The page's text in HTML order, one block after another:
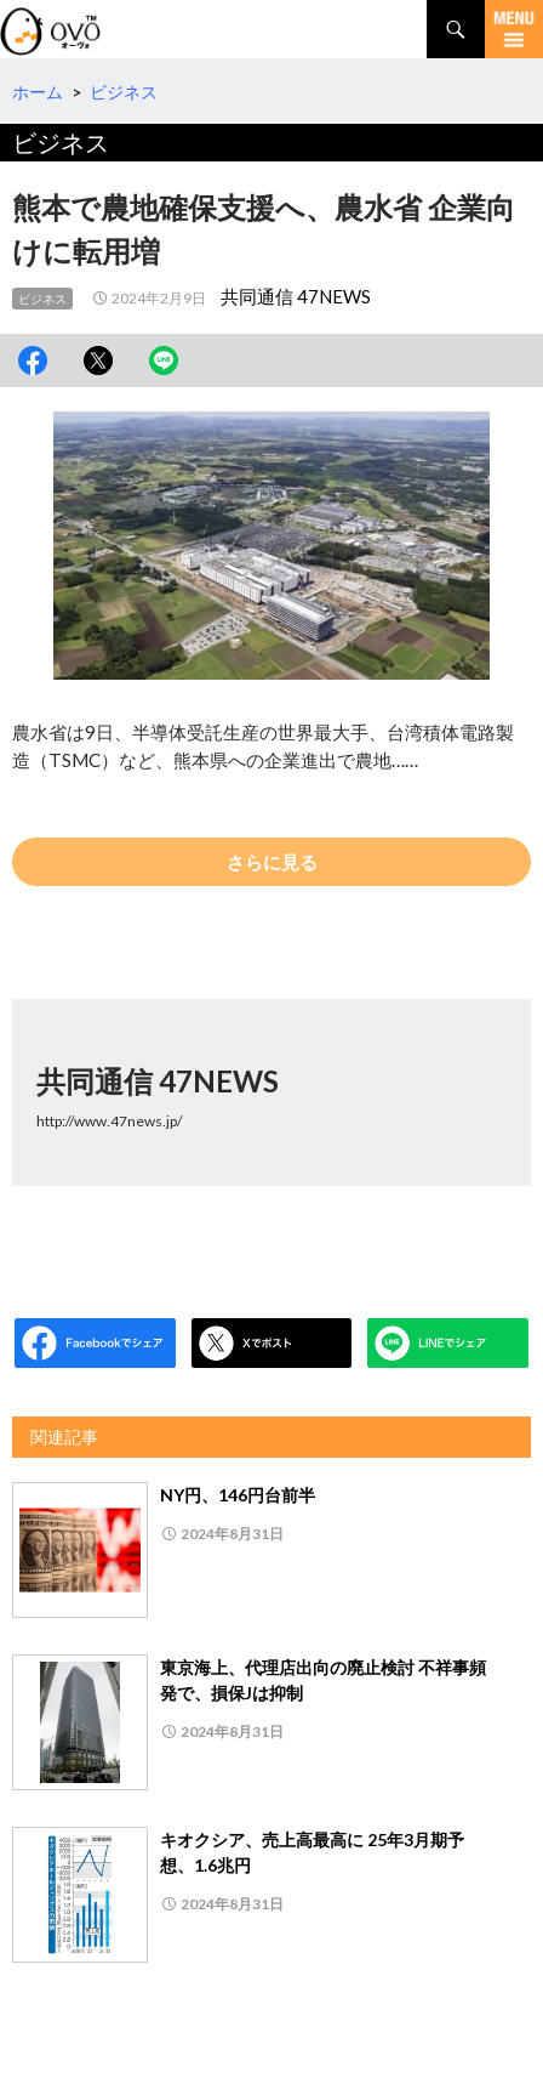
検
索
コ
テ
へ
移
動
ホーム > ビジネス
ビジネス
熊本で農地確保支援へ、農水省 企業向
けに転用増
ビジネス 2024年2月9日 共同通信 47NEWS
農水省は9日、半導体受託生産の世界最大手、台湾積体電路製
造（TSMC）など、熊本県への企業進出で農地……
さらに見る
共同通信 47NEWS
http://www.47news.jp/
関連記事
NY円、146円台前半
2024年8月31日
東京海上、代理店出向の廃止検討 不祥事頻
発で、損保Jは抑制
2024年8月31日
キオクシア、売上高最高に 25年3月期予
想、1.6兆円
2024年8月31日